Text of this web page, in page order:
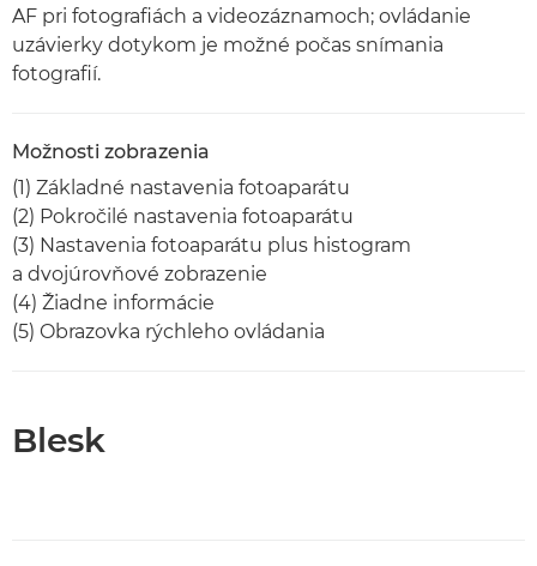
AF pri fotografiách a videozáznamoch; ovládanie
uzávierky dotykom je možné počas snímania
fotografií.
Možnosti zobrazenia
(1) Základné nastavenia fotoaparátu
(2) Pokročilé nastavenia fotoaparátu
(3) Nastavenia fotoaparátu plus histogram
a dvojúrovňové zobrazenie
(4) Žiadne informácie
(5) Obrazovka rýchleho ovládania
Blesk